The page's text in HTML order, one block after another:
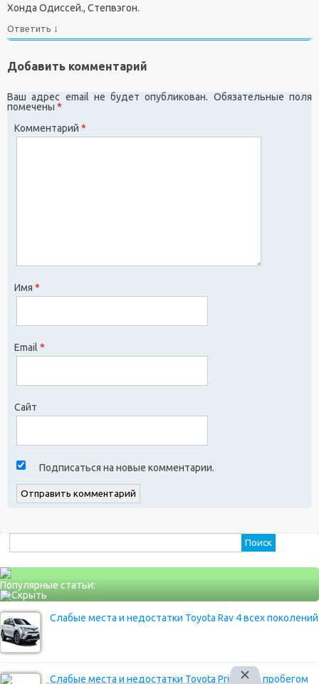
Хонда Одиссей., Степвэгон.
Ответить ↓
Добавить комментарий
Ваш адрес email не будет опубликован. Обязательные поля
помечены *
Комментарий *
Имя *
Email *
Сайт
Подписаться на новые комментарии.
Популярные статьи:
Слабые места и недостатки Toyota Rav 4 всех поколений
Слабые места и недостатки Toyota Prius 30 с пробегом